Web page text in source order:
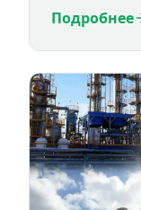
среды.
Подробнее